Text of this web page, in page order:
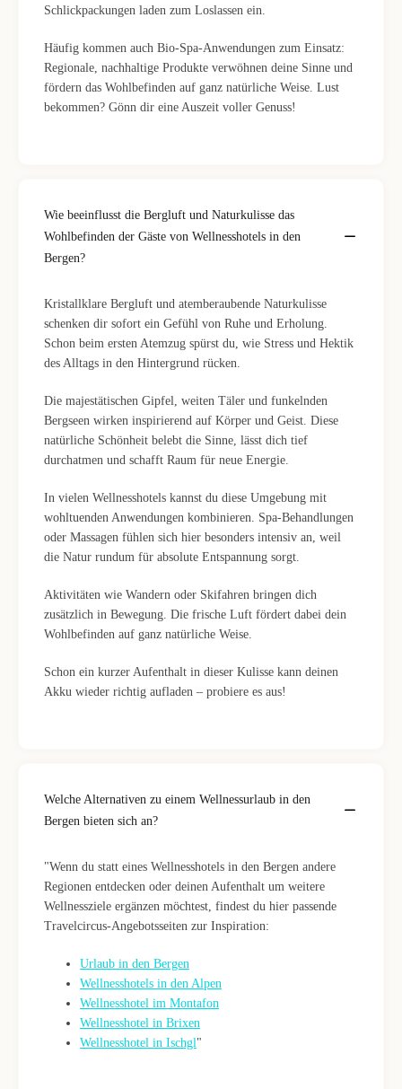
Schlickpackungen laden zum Loslassen ein.
Häufig kommen auch Bio-Spa-Anwendungen zum Einsatz:
Regionale, nachhaltige Produkte verwöhnen deine Sinne und
fördern das Wohlbefinden auf ganz natürliche Weise. Lust
bekommen? Gönn dir eine Auszeit voller Genuss!
Wie beeinflusst die Bergluft und Naturkulisse das
Wohlbefinden der Gäste von Wellnesshotels in den
Bergen?
Kristallklare Bergluft und atemberaubende Naturkulisse
schenken dir sofort ein Gefühl von Ruhe und Erholung.
Schon beim ersten Atemzug spürst du, wie Stress und Hektik
des Alltags in den Hintergrund rücken.
Die majestätischen Gipfel, weiten Täler und funkelnden
Bergseen wirken inspirierend auf Körper und Geist. Diese
natürliche Schönheit belebt die Sinne, lässt dich tief
durchatmen und schafft Raum für neue Energie.
In vielen Wellnesshotels kannst du diese Umgebung mit
wohltuenden Anwendungen kombinieren. Spa-Behandlungen
oder Massagen fühlen sich hier besonders intensiv an, weil
die Natur rundum für absolute Entspannung sorgt.
Aktivitäten wie Wandern oder Skifahren bringen dich
zusätzlich in Bewegung. Die frische Luft fördert dabei dein
Wohlbefinden auf ganz natürliche Weise.
Schon ein kurzer Aufenthalt in dieser Kulisse kann deinen
Akku wieder richtig aufladen – probiere es aus!
Welche Alternativen zu einem Wellnessurlaub in den
Bergen bieten sich an?
"Wenn du statt eines Wellnesshotels in den Bergen andere
Regionen entdecken oder deinen Aufenthalt um weitere
Wellnessziele ergänzen möchtest, findest du hier passende
Travelcircus-Angebotsseiten zur Inspiration:
Urlaub in den Bergen
Wellnesshotels in den Alpen
Wellnesshotel im Montafon
Wellnesshotel in Brixen
Wellnesshotel in Ischgl"